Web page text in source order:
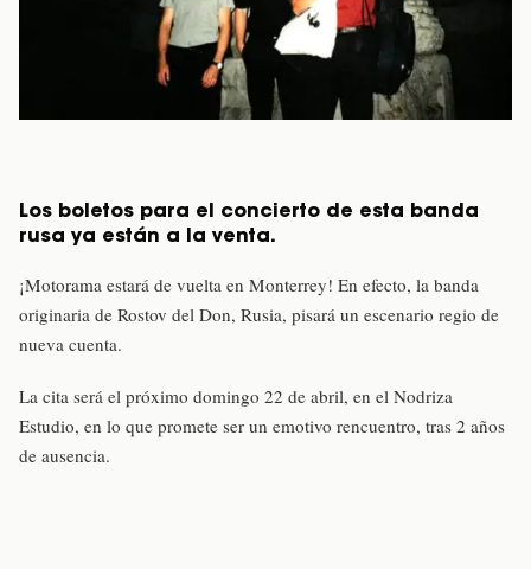
Los boletos para el concierto de esta banda
rusa ya están a la venta.
¡Motorama estará de vuelta en Monterrey! En efecto, la banda
originaria de Rostov del Don, Rusia, pisará un escenario regio de
nueva cuenta.
La cita será el próximo domingo 22 de abril, en el Nodriza
Estudio, en lo que promete ser un emotivo rencuentro, tras 2 años
de ausencia.